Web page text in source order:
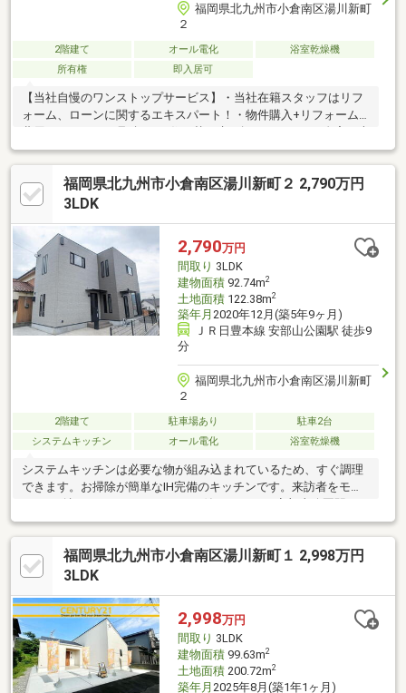
福岡県北九州市小倉南区湯川新町
２
2階建て オール電化
浴室乾燥機
所有権
即入居可
【当社自慢のワンストップサービス】・当社在籍スタッフはリフ
ォーム、ローンに関するエキスパート！・物件購入+リフォーム
費用もまとめてお見積り♪・住み替え先を探しながら、ご自宅の売
却が並行して行えます！・もちろん査定も無料です♪【ライフスタ
イルに合わせた物件探し】・土日祝/18時以降/1件～複数件のご内
覧も大歓迎・ご自宅等への送迎も可能です！・当社未掲載物件も
ご案内できます♪
福岡県北九州市小倉南区湯川新町２ 2,790万円
3LDK
2,790万円
間取り 3LDK
建物面積92.74m2
土地面積122.38m2
築年月 2020年12月(築5年9ヶ月)
ＪＲ日豊本線 安部山公園駅 徒歩9
分
福岡県北九州市小倉南区湯川新町
２
2階建て 駐車場あり
駐車2台
システムキッチン
オール電化 浴室乾燥機
システムキッチンは必要な物が組み込まれているため、すぐ調理
できます。お掃除が簡単なIH完備のキッチンです。来訪者をモニ
徒歩約9分(約650ｍ)と通勤・通学に便利です。不動産のことで何
かお困りでしたら、株式会社福岡地所へお気軽にお問い合わせく
ださい。経験豊富な当社スタッフがお客様をサポートさせていた
だきます。
福岡県北九州市小倉南区湯川新町１ 2,998万円
3LDK
2,998万円
間取り 3LDK
建物面積99.63m2
土地面積200.72m2
築年月 2025年8月(築1年1ヶ月)